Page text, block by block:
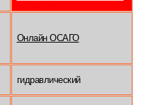
Онлайн ОСАГО
гидравлический